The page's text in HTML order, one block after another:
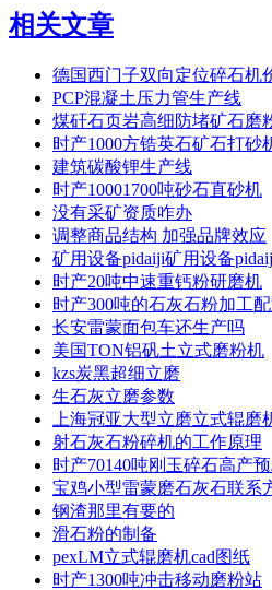
相关文章
德国西门子双向定位碎石机
PCP混凝土压力管生产线
煤矸石页岩高细防堵矿石磨
时产1000方锆英石矿石打砂
建筑碳酸锂生产线
时产10001700吨砂石直砂机
没有采矿资质咋办
调整商品结构 加强品牌效应
矿用设备pidaiji矿用设备
时产20吨中速重钙粉研磨机
时产300吨的石灰石粉加工
长安雷蒙面包车还生产吗
美国TON铝矾土立式磨粉机
kzs炭黑超细立磨
生石灰立磨参数
上海冠亚大型立磨立式辊磨
射石灰石粉碎机的工作原理
时产70140吨刚玉碎石高产
宝鸡小型雷蒙磨石灰石联系
钢渣那里有要的
滑石粉的制备
pexLM立式辊磨机cad图纸
时产1300吨冲击移动磨粉站